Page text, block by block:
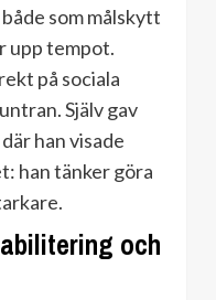
som målskytt
upp tempot.
på sociala
Själv gav
han visade
han tänker göra
och